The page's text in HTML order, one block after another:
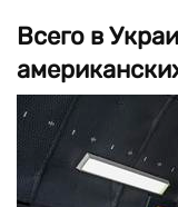
Всего в